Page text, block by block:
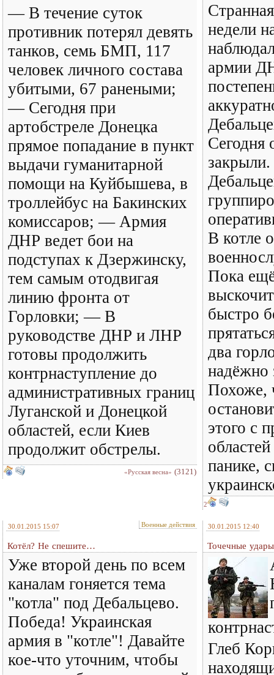
— В течение суток
противник потерял девять
танков, семь БМП, 117
человек личного состава
убитыми, 67 ранеными;
— Сегодня при
артобстреле Донецка
прямое попадание в пункт
выдачи гуманитарной
помощи на Куйбышева, в
троллейбус на Бакинских
комиссаров; — Армия
ДНР ведет бои на
подступах к Дзержинску,
тем самым отодвигая
линию фронта от
Горловки; — В
руководстве ДНР и ЛНР
готовы продолжить
контрнаступление до
административных границ
Луганской и Донецкой
областей, если Киев
продолжит обстрелы.
«Русская весна» (3121)
недели
армии
Сегодня
В котле
Пока
быстро
два
надёжно
Похоже,
этого с
панике,
2
30.01.2015 15:07 Военные действия
Котёл? Не спешите…
Уже второй день по всем
каналам гоняется тема
"котла" под Дебальцево.
Победа! Украинская
армия в "котле"! Давайте
кое-что уточним, чтобы
30.01.2015 12:40
Точечные
Глеб